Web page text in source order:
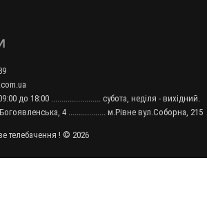
до 18:00 ........................ субота, неділя - вихідний.
4 .................. м.Рівне вул.Соборна, 215
телебачення ! © 2026